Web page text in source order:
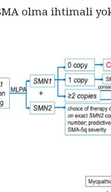
olma ihtimali